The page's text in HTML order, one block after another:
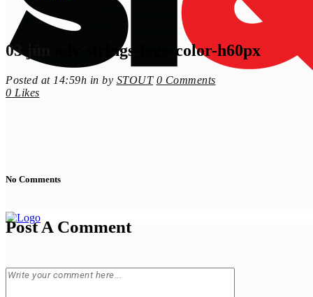
03 jún adv-strings-logo-color-h60px
Posted at 14:59h in by STOUT 0 Comments
0 Likes
No Comments
Post A Comment